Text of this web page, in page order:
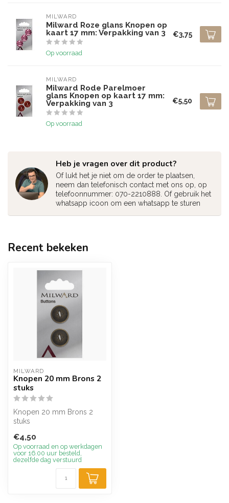
MILWARD
Milward Roze glans Knopen op
kaart 17 mm: Verpakking van 3
Op voorraad
€3,75
MILWARD
Milward Rode Parelmoer
glans Knopen op kaart 17 mm:
Verpakking van 3
Op voorraad
€5,50
Heb je vragen over dit product?
Of lukt het je niet om de order te plaatsen,
neem dan telefonisch contact met ons op, op
telefoonnummer: 070-2210888. Of gebruik het
whatsapp icoon om een whatsapp te sturen
Recent bekeken
MILWARD
Knopen 20 mm Brons 2
stuks
Knopen 20 mm Brons 2
stuks
€4,50
Op voorraad en op werkdagen
voor 16.00 uur besteld,
dezelfde dag verstuurd